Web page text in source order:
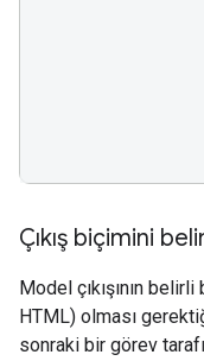
Çıkış biçimini
Model çıkışının
HTML) olması
sonraki bir görev